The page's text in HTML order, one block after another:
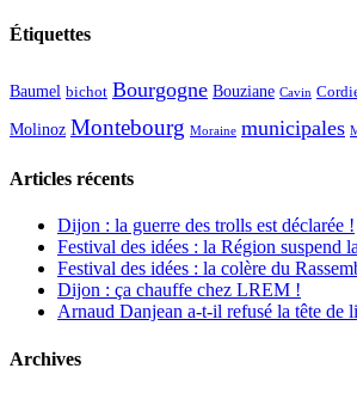
Étiquettes
Baumel bichot Bourgogne Bouziane Cavin
Molinoz Montebourg Moraine municipales
Articles récents
Dijon : la guerre des trolls est déclarée !
Festival des idées : la Région suspend
Festival des idées : la colère du
Dijon : ça chauffe chez LREM !
Arnaud Danjean a-t-il refusé la tête de
Archives